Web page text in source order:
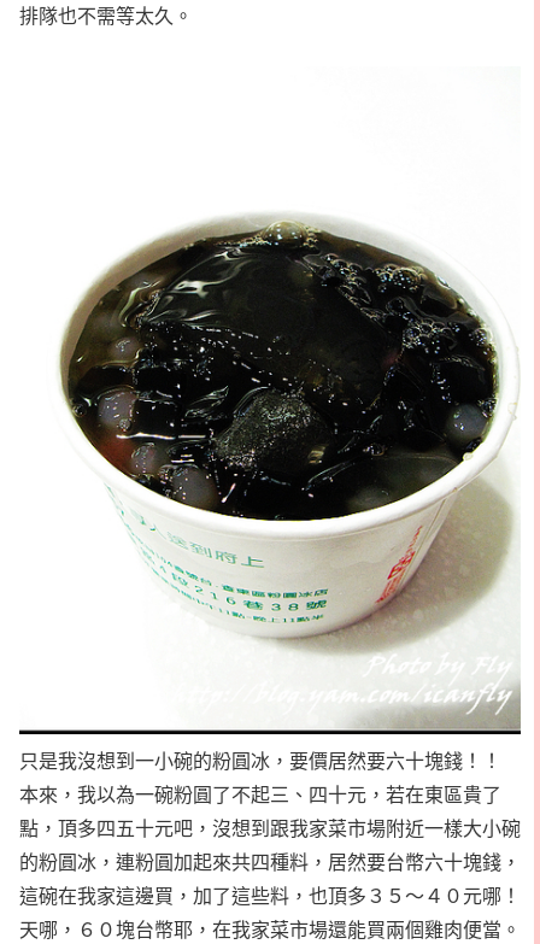
排隊也不需等太久。
只是我沒想到一小碗的粉圓冰，要價居然要六十塊錢！！
本來，我以為一碗粉圓了不起三、四十元，若在東區貴了
點，頂多四五十元吧，沒想到跟我家菜市場附近一樣大小碗
的粉圓冰，連粉圓加起來共四種料，居然要台幣六十塊錢，
這碗在我家這邊買，加了這些料，也頂多３５～４０元哪！
天哪，６０塊台幣耶，在我家菜市場還能買兩個雞肉便當。